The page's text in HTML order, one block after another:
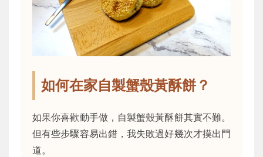
如何在家自製蟹殼黃酥餅？
如果你喜歡動手做，自製蟹殼黃酥餅其實不難。
但有些步驟容易出錯，我失敗過好幾次才摸出門
道。